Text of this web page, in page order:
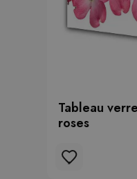
Tableau
roses